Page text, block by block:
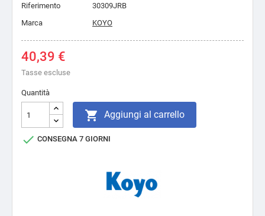
Riferimento
30309JRB
Marca
KOYO
40,39 €
Tasse escluse
Quantità
 Aggiungi al carrello
 CONSEGNA 7 GIORNI